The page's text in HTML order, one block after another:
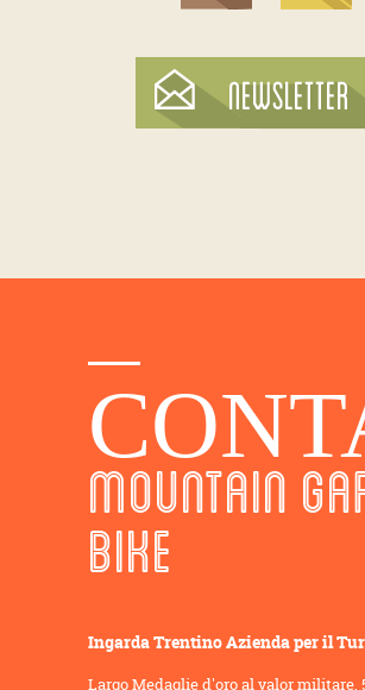
MOUNTAIN
BIKE
Ingarda Trentino Azienda per il
Largo Medaglie d'oro al valor militare,